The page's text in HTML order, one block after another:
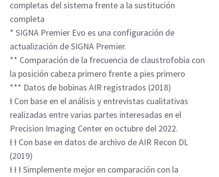
completas del sistema frente a la sustitución
completa
* SIGNA Premier Evo es una configuración de
actualización de SIGNA Premier.
** Comparación de la frecuencia de claustrofobia con
la posición cabeza primero frente a pies primero
*** Datos de bobinas AIR registrados (2018)
ⱡ Con base en el análisis y entrevistas cualitativas
realizadas entre varias partes interesadas en el
Precision Imaging Center en octubre del 2022.
ⱡ ⱡ Con base en datos de archivo de AIR Recon DL
(2019)
ⱡ ⱡ ⱡ Simplemente mejor en comparación con la